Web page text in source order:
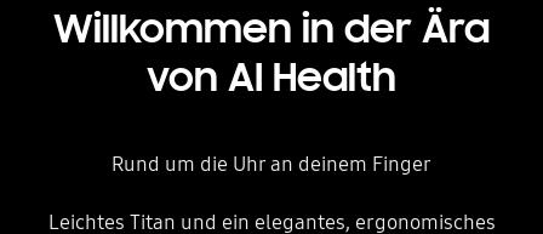
Willkommen in der Ära
von AI Health
Rund um die Uhr an deinem Finger
Leichtes Titan und ein elegantes, ergonomisches